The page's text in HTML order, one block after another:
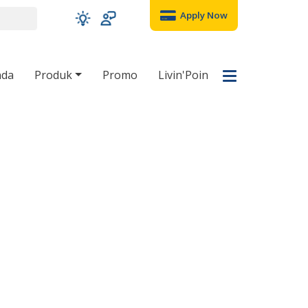
Apply Now
Produk Promo Livin'Poin